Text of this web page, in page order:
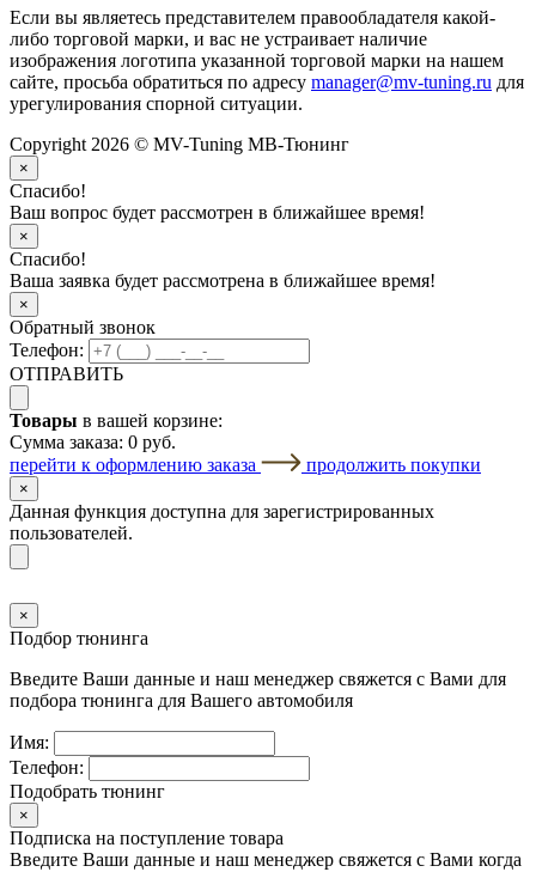
Если вы являетесь представителем правообладателя какой-
либо торговой марки, и вас не устраивает наличие
изображения логотипа указанной торговой марки на нашем
сайте, просьба обратиться по адресу manager@mv-tuning.ru для
урегулирования спорной ситуации.
Copyright 2026 © MV-Tuning МВ-Тюнинг
×
Спасибо!
Ваш вопрос будет рассмотрен в ближайшее время!
×
Спасибо!
Ваша заявка будет рассмотрена в ближайшее время!
×
Обратный звонок
Телефон:
ОТПРАВИТЬ
Товары в вашей корзине:
Сумма заказа: 0 руб.
перейти к оформлению заказа
продолжить покупки
×
Данная функция доступна для зарегистрированных
пользователей.
×
Подбор тюнинга
Введите Ваши данные и наш менеджер свяжется с Вами для
подбора тюнинга для Вашего автомобиля
Имя:
Телефон:
Подобрать тюнинг
×
Подписка на поступление товара
Введите Ваши данные и наш менеджер свяжется с Вами когда